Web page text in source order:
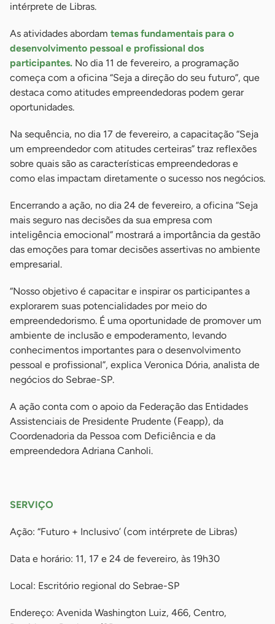
intérprete de Libras.
As atividades abordam temas fundamentais para o
desenvolvimento pessoal e profissional dos
participantes. No dia 11 de fevereiro, a programação
começa com a oficina “Seja a direção do seu futuro”, que
destaca como atitudes empreendedoras podem gerar
oportunidades.
Na sequência, no dia 17 de fevereiro, a capacitação “Seja
um empreendedor com atitudes certeiras” traz reflexões
sobre quais são as características empreendedoras e
como elas impactam diretamente o sucesso nos negócios.
Encerrando a ação, no dia 24 de fevereiro, a oficina “Seja
mais seguro nas decisões da sua empresa com
inteligência emocional” mostrará a importância da gestão
das emoções para tomar decisões assertivas no ambiente
empresarial.
“Nosso objetivo é capacitar e inspirar os participantes a
explorarem suas potencialidades por meio do
empreendedorismo. É uma oportunidade de promover um
ambiente de inclusão e empoderamento, levando
conhecimentos importantes para o desenvolvimento
pessoal e profissional”, explica Veronica Dória, analista de
negócios do Sebrae-SP.
A ação conta com o apoio da Federação das Entidades
Assistenciais de Presidente Prudente (Feapp), da
Coordenadoria da Pessoa com Deficiência e da
empreendedora Adriana Canholi.
SERVIÇO
Ação: “Futuro + Inclusivo’ (com intérprete de Libras)
Data e horário: 11, 17 e 24 de fevereiro, às 19h30
Local: Escritório regional do Sebrae-SP
Endereço: Avenida Washington Luiz, 466, Centro,